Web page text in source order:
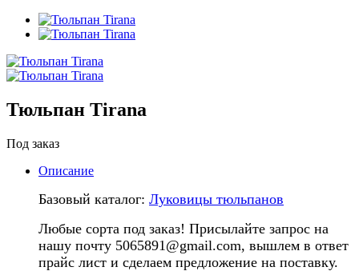
Тюльпан Tirana
Под заказ
Описание
Базовый каталог: Луковицы тюльпанов
Любые сорта под заказ! Присылайте запрос на
нашу почту 5065891@gmail.com, вышлем в ответ
прайс лист и сделаем предложение на поставку.